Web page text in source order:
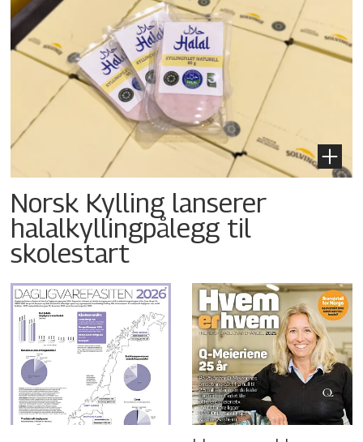
Norsk Kylling lanserer
halalkyllingpålegg til
skolestart